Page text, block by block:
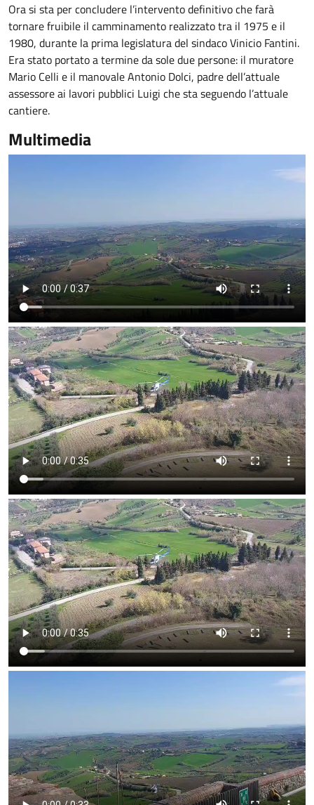
Ora si sta per concludere l’intervento definitivo che farà
tornare fruibile il camminamento realizzato tra il 1975 e il
1980, durante la prima legislatura del sindaco Vinicio Fantini.
Era stato portato a termine da sole due persone: il muratore
Mario Celli e il manovale Antonio Dolci, padre dell’attuale
assessore ai lavori pubblici Luigi che sta seguendo l’attuale
cantiere.
Multimedia